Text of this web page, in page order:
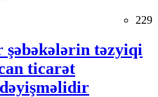
229
təzyiqi
ticarət